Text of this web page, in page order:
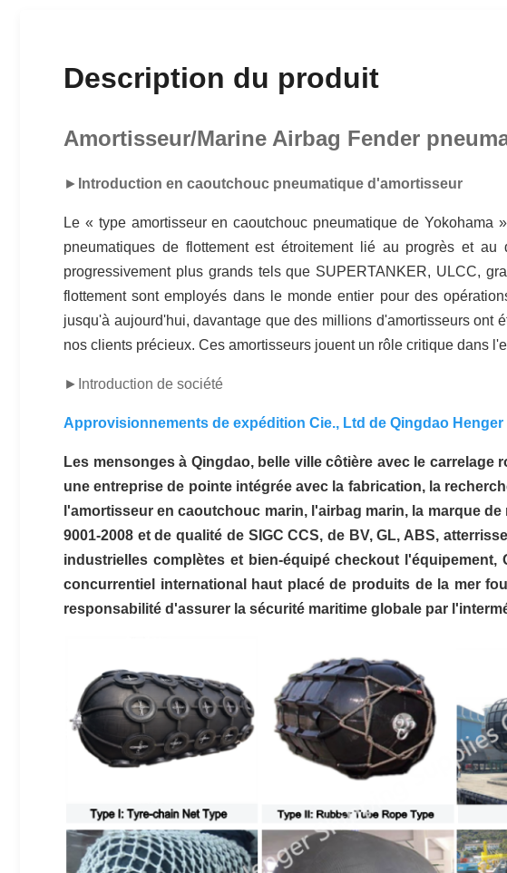
Description du produit
Amortisseur/Marine Airbag Fender
► Introduction en caoutchouc pneumatique d'amortisseur
Le « type amortisseur en caoutchouc pneumatique de
pneumatiques de flottement est étroitement lié au progrès et
progressivement plus grands tels que SUPERTANKER, ULCC,
flottement sont employés dans le monde entier pour des
jusqu'à aujourd'hui, davantage que des millions d'amortisseurs ont
nos clients précieux. Ces amortisseurs jouent un rôle critique dans
► Introduction de société
Approvisionnements de expédition Cie., Ltd de Qingdao Henger
Les mensonges à Qingdao, belle ville côtière avec le
une entreprise de pointe intégrée avec la fabrication, la
l'amortisseur en caoutchouc marin, l'airbag marin, la marque
9001-2008 et de qualité de SIGC CCS, de BV, GL, ABS,
industrielles complètes et bien-équipé checkout
concurrentiel international haut placé de produits de la mer
responsabilité d'assurer la sécurité maritime globale par